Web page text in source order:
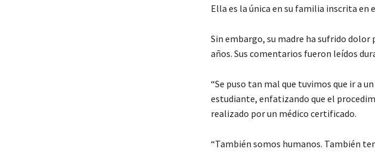
Ella es la única en su familia inscrita en
Sin embargo, su madre ha sufrido
años. Sus comentarios fueron leídos
“Se puso tan mal que tuvimos que ir a
estudiante, enfatizando que el
realizado por un médico certificado.
“También somos humanos. También